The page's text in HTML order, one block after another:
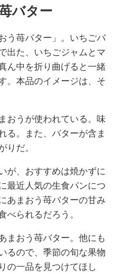
バター
う苺バター」。いちごバ
出た、いちごジャムとマ
ん中を折り曲げると一緒
。本品のイメージは、そ
おうが使われている。味
る。また、バターが含ま
りだ。
が、おすすめは焼かずに
最近人気の生食パンにつ
あまおう苺バターの甘み
べられるだろう。
まおう苺バター。他にも
るので、季節の旬な果物
の一品を見つけてほし